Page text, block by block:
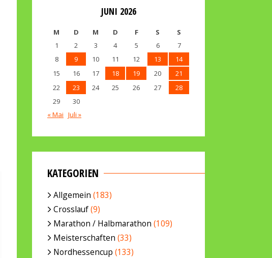
JUNI 2026
M D M D F S
S
1
2 3 4 5 6
7
8
9 10 11 12 13
14
15
16 17 18 19 20
21
22
23 24 25 26 27
28
29
30
« Mai Juli »
KATEGORIEN
Allgemein (183)
Crosslauf(9)
Marathon / Halbmarathon (109)
Meisterschaften (33)
Nordhessencup (133)